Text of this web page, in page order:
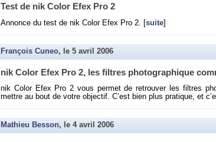
Test de nik Color Efex Pro 2
An­nonce du test de nik Color Efex Pro 2. [ suite
François Cuneo, le 5 avril 2006
nik Color Efex Pro 2, les filtres pho­to­gra­phique
nik Color Efex Pro 2 vous per­met de re­trou­ver les filtres
mettre au bout de votre ob­jec­tif. C’est bien plus pra­tique, et
Mathieu Besson, le 4 avril 2006